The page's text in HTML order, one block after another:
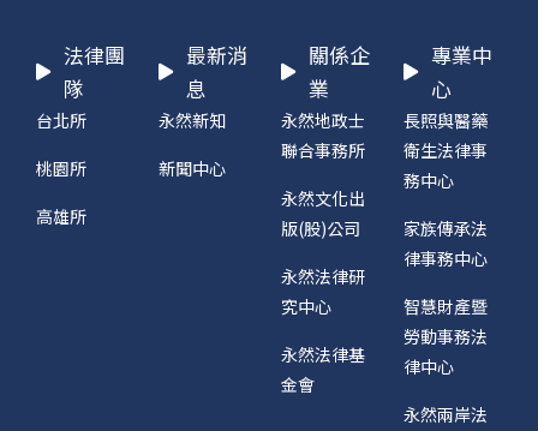
法律團
隊
台北所
桃園所
高雄所
最新消
息
永然新知
新聞中心
關係企
業
永然地政士
聯合事務所
永然文化出
版(股)公司
永然法律研
究中心
永然法律基
金會
專業中
心
長照與醫藥
衛生法律事
務中心
家族傳承法
律事務中心
智慧財產暨
勞動事務法
律中心
永然兩岸法